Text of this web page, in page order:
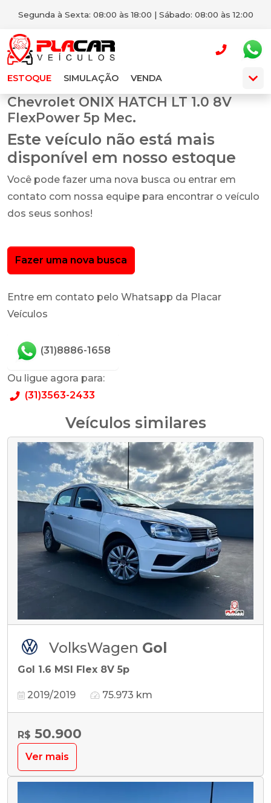
Segunda à Sexta: 08:00 às 18:00 | Sábado: 08:00 às 12:00
ESTOQUE SIMULAÇÃO VENDA
Chevrolet ONIX HATCH LT 1.0 8V
FlexPower 5p Mec.
Este veículo não está mais
disponível em nosso estoque
Você pode fazer uma nova busca ou entrar em
contato com nossa equipe para encontrar o veículo
dos seus sonhos!
Fazer uma nova busca
Entre em contato pelo Whatsapp da Placar
Veículos
(31)8886-1658
Ou ligue agora para:
(31)3563-2433
Veículos similares
VolksWagen Gol
Gol 1.6 MSI Flex 8V 5p
2019/2019 75.973 km
R$ 50.900
Ver mais